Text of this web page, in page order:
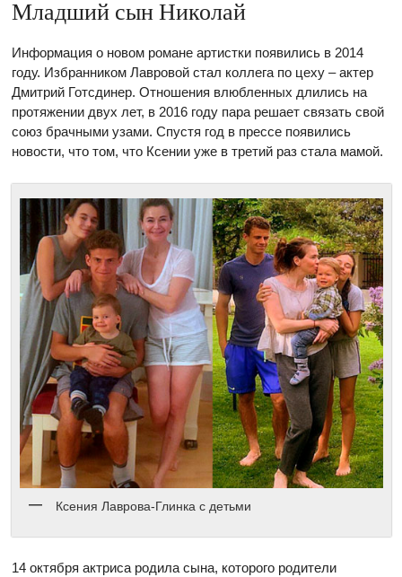
Младший сын Николай
Информация о новом романе артистки появились в 2014
году. Избранником Лавровой стал коллега по цеху – актер
Дмитрий Готсдинер. Отношения влюбленных длились на
протяжении двух лет, в 2016 году пара решает связать свой
союз брачными узами. Спустя год в прессе появились
новости, что том, что Ксении уже в третий раз стала мамой.
Ксения Лаврова-Глинка с детьми
14 октября актриса родила сына, которого родители